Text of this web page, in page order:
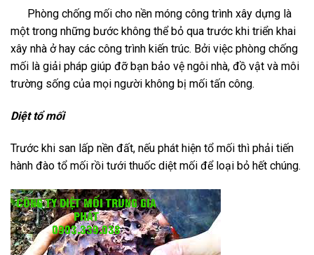
Phòng chống mối cho nền móng công trình xây dựng là
một trong những bước không thể bỏ qua trước khi triển khai
xây nhà ở hay các công trình kiến trúc. Bởi việc phòng chống
mối là giải pháp giúp đỡ bạn bảo vệ ngôi nhà, đồ vật và môi
trường sống của mọi người không bị mối tấn công.
Diệt tổ mối
Trước khi san lấp nền đất, nếu phát hiện tổ mối thì phải tiến
hành đào tổ mối rồi tưới thuốc diệt mối để loại bỏ hết chúng.